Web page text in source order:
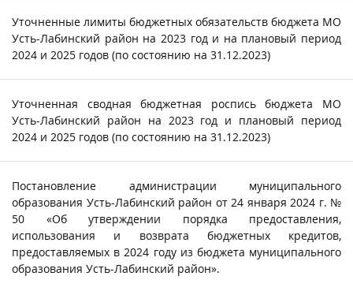
Уточненные лимиты бюджетных обязательств бюджета МО
Усть-Лабинский район на 2023 год и на плановый период
2024 и 2025 годов (по состоянию на 31.12.2023)
Уточненная сводная бюджетная роспись бюджета МО
Усть-Лабинский район на 2023 год и плановый период
2024 и 2025 годов (по состоянию на 31.12.2023)
Постановление администрации муниципального
образования Усть-Лабинский район от 24 января 2024 г. №
50 «Об утверждении порядка предоставления,
использования и возврата бюджетных кредитов,
предоставляемых в 2024 году из бюджета муниципального
образования Усть-Лабинский район».